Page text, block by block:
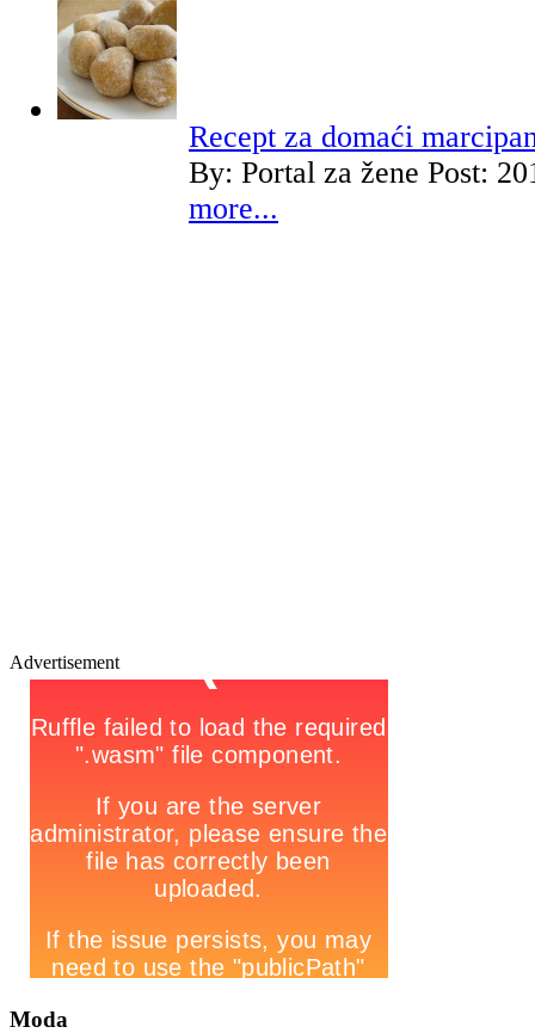
Recept za domaći
By: Portal za žene Post:
more...
Advertisement
Moda